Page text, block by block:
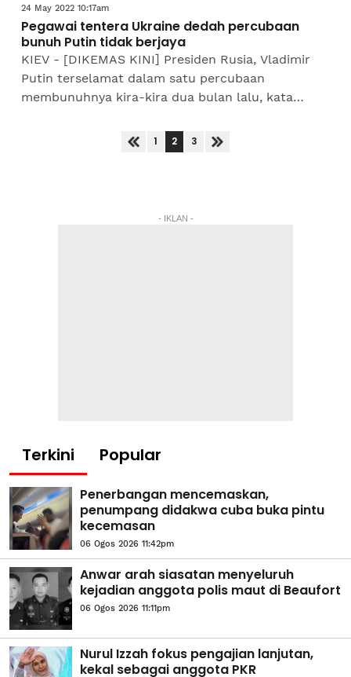
24 May 2022 10:17am
Pegawai tentera Ukraine dedah percubaan
bunuh Putin tidak berjaya
KIEV - [DIKEMAS KINI] Presiden Rusia, Vladimir
Putin terselamat dalam satu percubaan
membunuhnya kira-kira dua bulan lalu, kata
Isnin. Pegawai kanan tentera...
1 2 3
- IKLAN -
Terkini Popular
Penerbangan mencemaskan,
penumpang didakwa cuba buka pintu
kecemasan
06 Ogos 2026 11:42pm
Anwar arah siasatan menyeluruh
kejadian anggota polis maut di Beaufort
06 Ogos 2026 11:11pm
Nurul Izzah fokus pengajian lanjutan,
kekal sebagai anggota PKR